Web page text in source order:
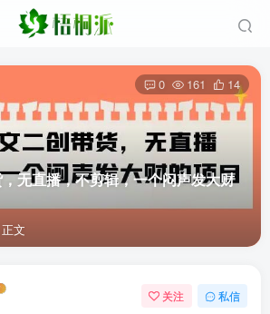
无直播，不剪辑，一个闷声发大财
正文
0 161 14
关注 私信